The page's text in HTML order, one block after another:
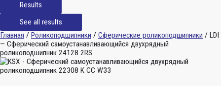
Results
See all results
Главная / Роликоподшипники / Сферические роликоподшипники / LDI
— Сферический самоустанавливающийся двухрядный
роликоподшипник 24128 2RS